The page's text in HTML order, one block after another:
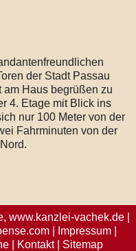
der Stadt Passau
am Haus begrüßen zu
4. Etage mit Blick ins
nur 100 Meter von der
Fahrminuten von der
www.kanzlei-vachek.de|
| Impressum|
| Kontakt| Sitemap